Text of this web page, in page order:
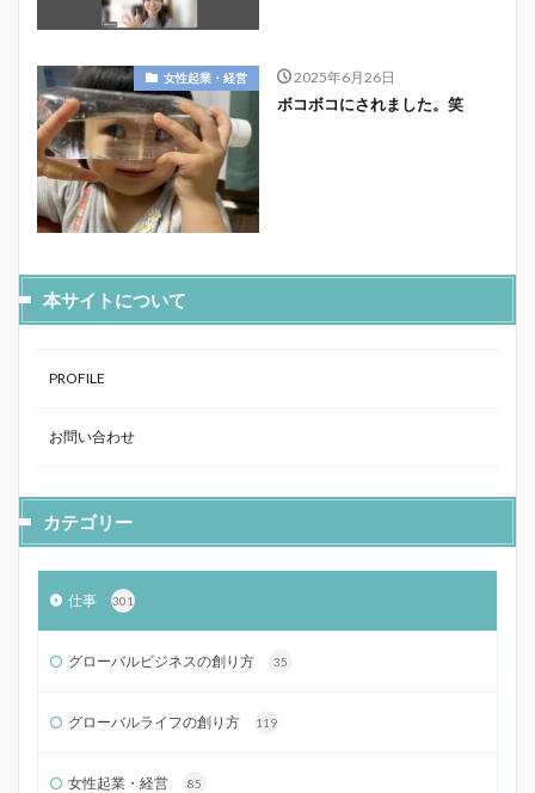
女性起業・経営 2025年6月26日
ボコボコにされました。笑
本サイトについて
PROFILE
お問い合わせ
カテゴリー
仕事 301
グローバルビジネスの創り方 35
グローバルライフの創り方 119
女性起業・経営 85